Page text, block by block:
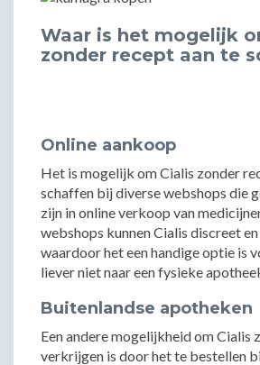
Waar is het mogelijk
zonder recept aan te
Online aankoop
Het is mogelijk om Cialis zonder
schaffen bij diverse webshops die
zijn in online verkoop van
webshops kunnen Cialis discreet
waardoor het een handige optie is
liever niet naar een fysieke
Buitenlandse apotheken
Een andere mogelijkheid om Cialis
verkrijgen is door het te bestellen